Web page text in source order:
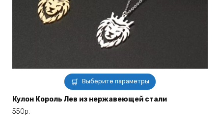
Выберите параметры
Этот
товар
имеет
Кулон Король Лев из нержавеющей стали
550р.